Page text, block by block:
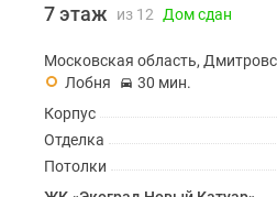
7 этаж из 12 Дом сдан
Московская область,
Лобня
30 мин.
Корпус
Отделка
Потолки